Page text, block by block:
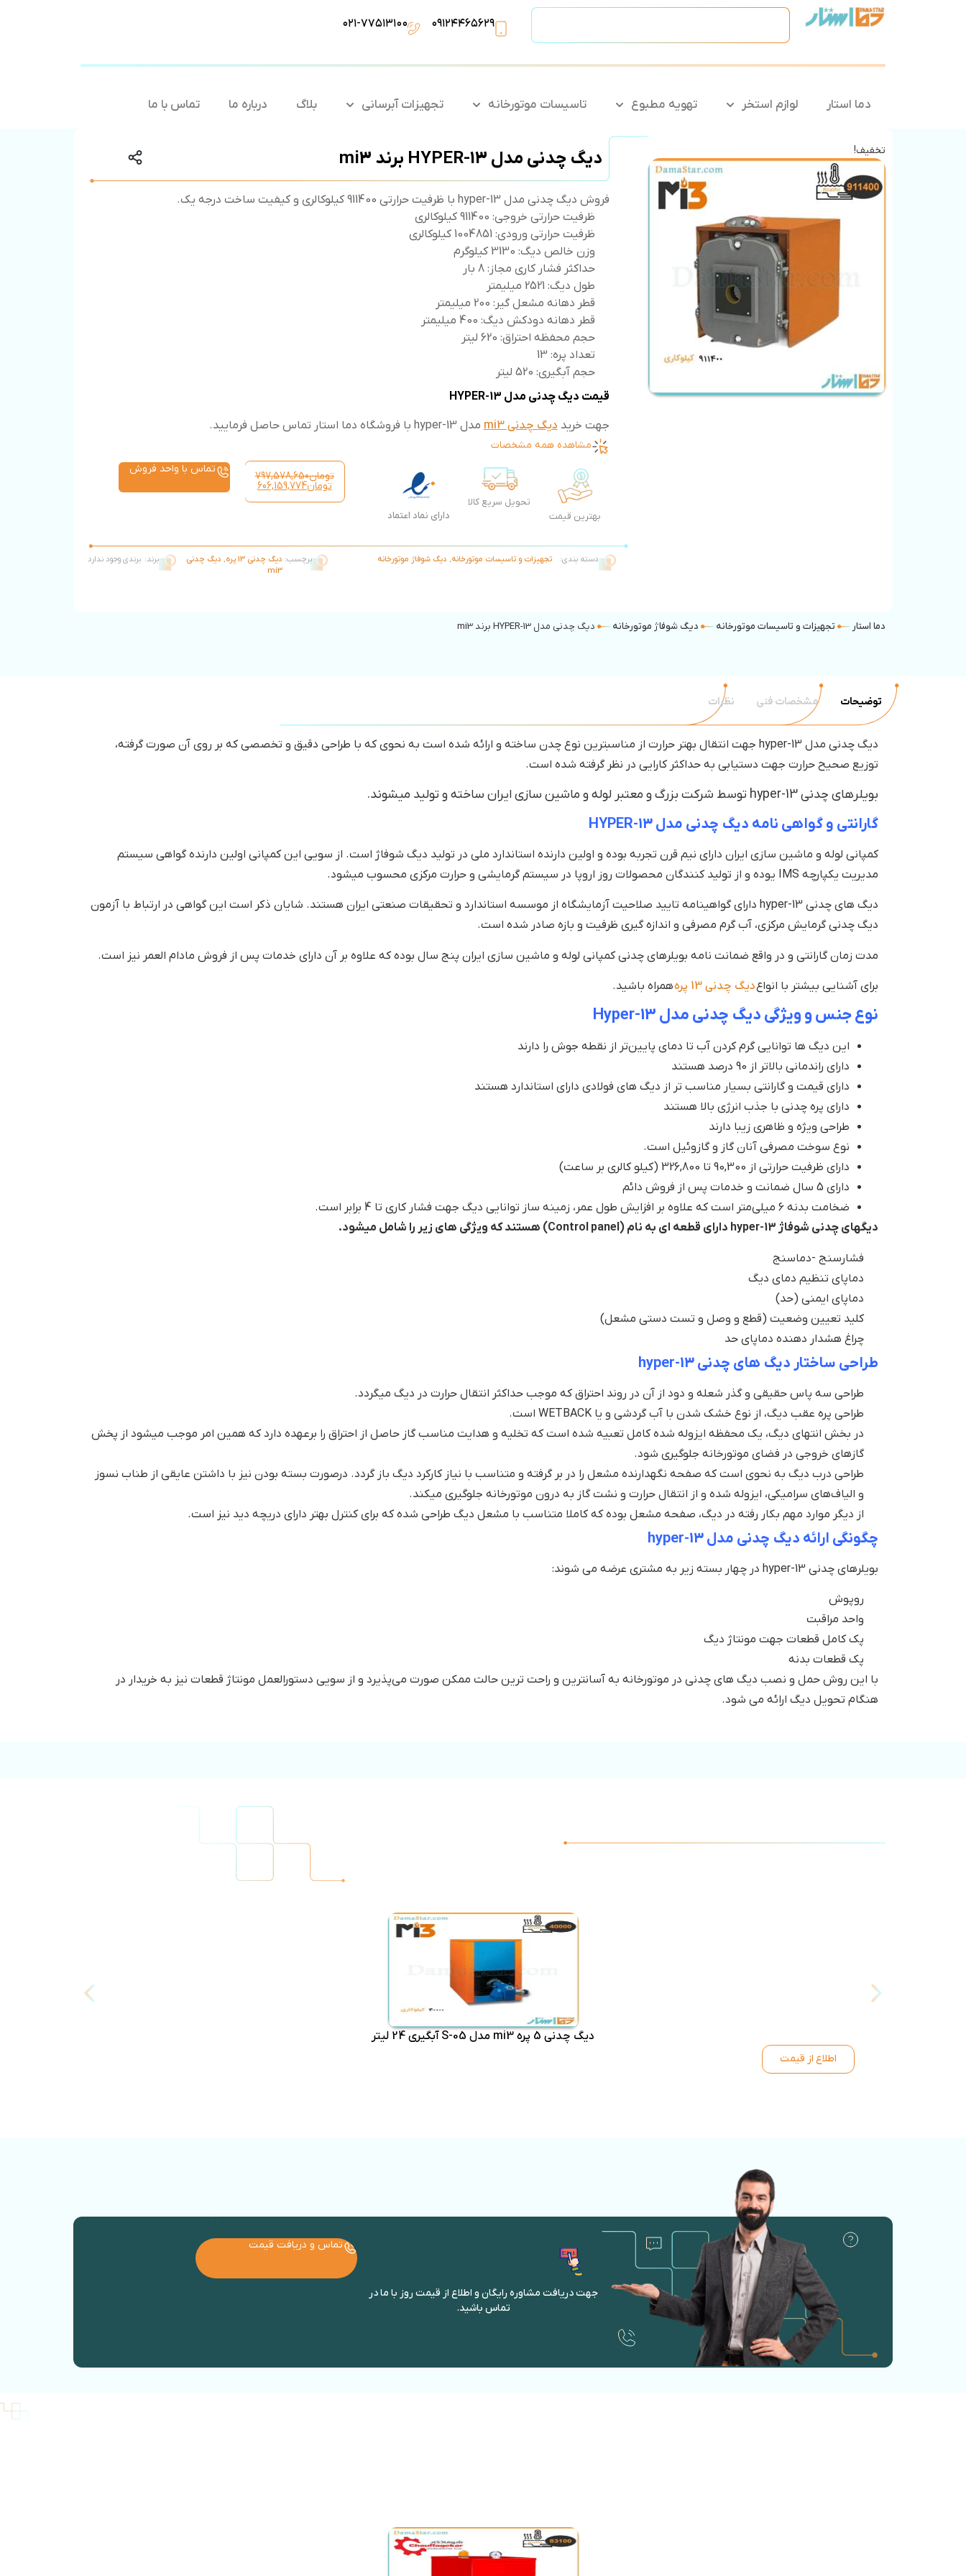
۰۹۱۲۴۴۶۵۶۲۹ ۰۲۱-۷۷۵۱۳۱۰۰
دما استار لوازم استخر تهویه مطبوع تاسیسات موتورخانه تجهیزات آبرسانی بلاگ درباره ما تماس با ما
تخفیف! دیگ چدنی مدل HYPER-13 برند mi3
فروش دیگ چدنی مدل hyper-13 با ظرفیت حرارتی 911400 کیلوکالری و کیفیت ساخت درجه یک.
ظرفیت حرارتی خروجی: 911400 کیلوکالری
ظرفیت حرارتی ورودی: 1004851 کیلوکالری
وزن خالص دیگ: 3130 کیلوگرم
حداکثر فشار کاری مجاز: 8 بار
طول دیگ: 2521 میلیمتر
قطر دهانه مشعل گیر: 200 میلیمتر
قطر دهانه دودکش دیگ: 400 میلیمتر
حجم محفظه احتراق: 620 لیتر
تعداد پره: 13
حجم آبگیری: 520 لیتر
قیمت دیگ چدنی مدل HYPER-13
جهت خریددیگ چدنی mi3 مدل hyper-13 با فروشگاه دما استار تماس حاصل فرمایید.
مشاهده همه مشخصات
بهترین قیمت
تحویل سریع کالا
دارای نماد اعتماد
تومان797,578,650
تومان606,159,774
تماس با واحد فروش
دسته بندی: تجهیزات و تاسیسات موتورخانه, دیگ شوفاژ موتورخانه برچسب: دیگ چدنی 13 پره , دیگ چدنی
mi3
برند: برندی وجود ندارد
دما استار تجهیزات و تاسیسات موتورخانه دیگ شوفاژ موتورخانه دیگ چدنی مدل HYPER-13 برند mi3
توضیحات مشخصات فنی نظرات
دیگ چدنی مدل hyper-13 جهت انتقال بهتر حرارت از مناسبترین نوع چدن ساخته و ارائه شده است به نحوی که با طراحی دقیق و تخصصی که بر روی آن صورت گرفته،
توزیع صحیح حرارت جهت دستیابی به حداکثر کارایی در نظر گرفته شده است.
بویلرهای چدنی hyper-13 توسط شرکت بزرگ و معتبر لوله و ماشین سازی ایران ساخته و تولید میشوند.
گارانتی و گواهی نامه‌ دیگ چدنی مدل HYPER-13
کمپانی لوله و ماشین سازی ایران دارای نیم قرن تجربه بوده و اولین دارنده استاندارد ملی در تولید دیگ شوفاژ است. از سویی این کمپانی اولین دارنده گواهی سیستم
مدیریت یکپارچه IMS یوده و از تولید کنندگان محصولات روز اروپا در سیستم گرمایشی و حرارت مرکزی محسوب میشود.
دیگ های چدنی hyper-13 دارای گواهینامه تایید صلاحیت آزمایشگاه از موسسه استاندارد و تحقیقات صنعتی ایران هستند. شایان ذکر است این گواهی در ارتباط با آزمون
دیگ چدنی گرمایش مرکزی، آب گرم مصرفی و اندازه گیری ظرفیت و بازه صادر شده است.
مدت زمان گارانتی و در واقع ضمانت نامه بویلرهای چدنی کمپانی لوله و ماشین سازی ایران پنج سال بوده که علاوه بر آن دارای خدمات پس از فروش مادام العمر نیز است.
برای آشنایی بیشتر با انواعدیگ چدنی 13 پره همراه باشید.
نوع جنس و ویژگی دیگ چدنی مدل Hyper-13
این دیگ ها توانایی گرم کردن آب تا دمای پایین‌تر از نقطه جوش را دارند
دارای راندمانی بالاتر از 90 درصد هستند
دارای قیمت و گارانتی بسیار مناسب تر از دیگ های فولادی دارای استاندارد هستند
دارای پره چدنی با جذب انرژی بالا هستند
طراحی ویژه و ظاهری زیبا دارند
نوع سوخت مصرفی آنان گاز و گازوئیل است.
دارای ظرفیت حرارتی از 90,300 تا 326,800 (کیلو کالری بر ساعت)
دارای 5 سال ضمانت و خدمات پس از فروش دائم
ضخامت بدنه 6 میلی‌متر است که علاوه بر افزایش طول عمر، زمینه ساز توانایی دیگ جهت فشار کاری تا 4 برابر است.
دیگهای چدنی شوفاژ hyper-13 دارای قطعه ای به نام (Control panel) هستند که ویژگی های زیر را شامل میشود.
فشارسنج -دماسنج
دماپای تنظیم دمای دیگ
دماپای ایمنی (حد)
کلید تعیین وضعیت (قطع و وصل و تست دستی مشعل)
چراغ هشدار دهنده دماپای حد
طراحی ساختار دیگ های چدنی hyper-13
طراحی سه پاس حقیقی و گذر شعله و دود از آن در روند احتراق که موجب حداکثر انتقال حرارت در دیگ میگردد.
طراحی پره عقب دیگ، از نوع خشک شدن با آب گردشی و یا WETBACK است.
در بخش انتهای دیگ، یک محفظه ایزوله شده کامل تعبیه شده است که تخلیه و هدایت مناسب گاز حاصل از احتراق را برعهده دارد که همین امر موجب میشود از پخش
گازهای خروجی در فضای موتورخانه جلوگیری شود.
طراحی درب دیگ به نحوی است که صفحه نگهدارنده مشعل را در بر گرفته و متناسب با نیاز کارکرد دیگ باز گردد. درصورت بسته بودن نیز با داشتن عایقی از طناب نسوز
و الیاف‌های سرامیکی، ایزوله شده و از انتقال حرارت و نشت گاز به درون موتورخانه جلوگیری میکند.
از دیگر موارد مهم بکار رفته در دیگ، صفحه مشعل بوده که کاملا متناسب با مشعل دیگ طراحی شده که برای کنترل بهتر دارای دریچه دید نیز است.
چگونگی ارائه دیگ چدنی مدلhyper-13
بویلرهای چدنی hyper-13 در چهار بسته زیر به مشتری عرضه می شوند:
روپوش
واحد مراقبت
پک کامل قطعات جهت مونتاژ دیگ
پک قطعات بدنه
با این روش حمل و نصب دیگ های چدنی در موتورخانه به آسانترین و راحت ترین حالت ممکن صورت می‌پذیرد و از سویی دستورالعمل مونتاژ قطعات نیز به خریدار در
هنگام تحویل دیگ ارائه می شود.
دیگ چدنی 5 پره mi3 مدل S-05 آبگیری 24 لیتر
اطلاع از قیمت
جهت دریافت مشاوره رایگان و اطلاع از قیمت روز با ما در
تماس باشید.
تماس و دریافت قیمت